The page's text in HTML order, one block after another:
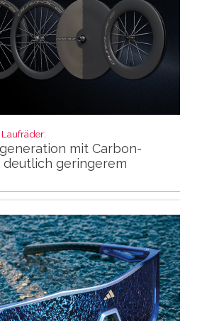
mit Carbon-
deutlich geringerem